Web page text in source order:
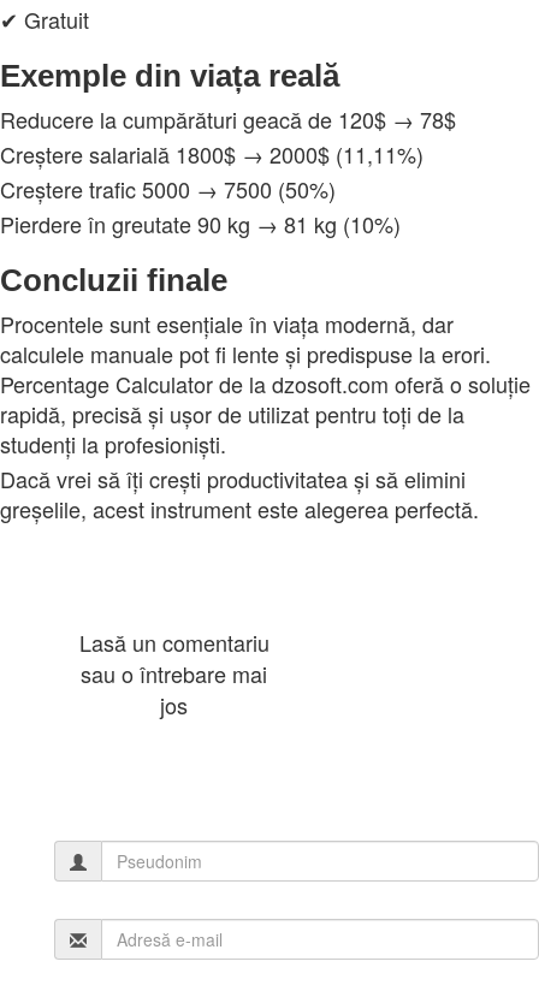
✔ Gratuit
Exemple din viața reală
Reducere la cumpărături geacă de 120$ → 78$
Creștere salarială 1800$ → 2000$ (11,11%)
Creștere trafic 5000 → 7500 (50%)
Pierdere în greutate 90 kg → 81 kg (10%)
Concluzii finale
Procentele sunt esențiale în viața modernă, dar
calculele manuale pot fi lente și predispuse la erori.
Percentage Calculator de la dzosoft.com oferă o soluție
rapidă, precisă și ușor de utilizat pentru toți de la
studenți la profesioniști.
Dacă vrei să îți crești productivitatea și să elimini
greșelile, acest instrument este alegerea perfectă.
Lasă un comentariu
sau o întrebare mai
jos